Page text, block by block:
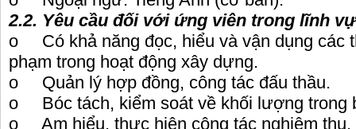
2.2. Yêu cầu đối với ứng viên trong lĩnh
o Có khả năng đọc, hiểu và vận dụng các
phạm trong hoạt động xây dựng.
o Quản lý hợp đồng, công tác đấu thầu.
o Bóc tách, kiểm soát về khối lượng trong
o Am hiểu, thực hiện công tác nghiệm thu,